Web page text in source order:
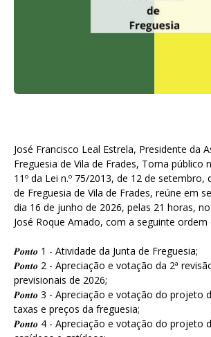
José Francisco Leal Estrela, Presidente da
Freguesia de Vila de Frades, Torna público
11º da Lei n.º 75/2013, de 12 de setembro,
de Freguesia de Vila de Frades, reúne em
dia 16 de junho de 2026, pelas 21 horas,
José Roque Amado, com a seguinte ordem
𝑷𝒐𝒏𝒕𝒐 1 - Atividade da Junta de Freguesia;
𝑷𝒐𝒏𝒕𝒐 2 - Apreciação e votação da 2ª
previsionais de 2026;
𝑷𝒐𝒏𝒕𝒐 3 - Apreciação e votação do projeto
taxas e preços da freguesia;
𝑷𝒐𝒏𝒕𝒐 4 - Apreciação e votação do projeto